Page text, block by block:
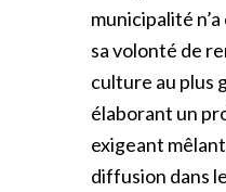
municipalité
sa volonté de
culture au plus
élaborant un
exigeant
diffusion dans